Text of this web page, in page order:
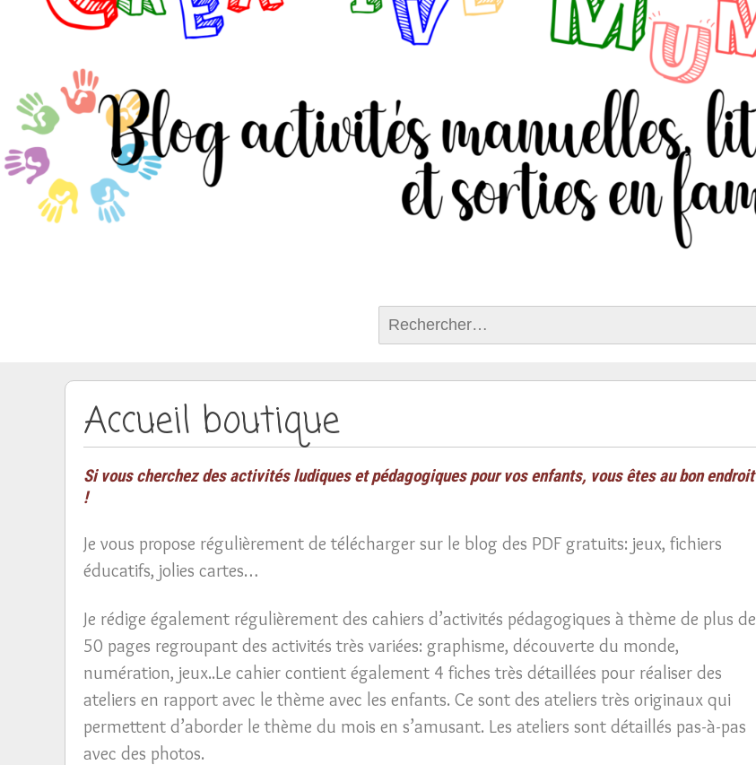
Accueil boutique
Si vous cherchez des activités ludiques et pédagogiques pour vos enfants, vous êtes au bon endroit
!
Je vous propose régulièrement de télécharger sur le blog des PDF gratuits: jeux, fichiers
éducatifs, jolies cartes…
Je rédige également régulièrement des cahiers d’activités pédagogiques à thème de plus de
50 pages regroupant des activités très variées: graphisme, découverte du monde,
numération, jeux..Le cahier contient également 4 fiches très détaillées pour réaliser des
ateliers en rapport avec le thème avec les enfants. Ce sont des ateliers très originaux qui
permettent d’aborder le thème du mois en s’amusant. Les ateliers sont détaillés pas-à-pas
avec des photos.